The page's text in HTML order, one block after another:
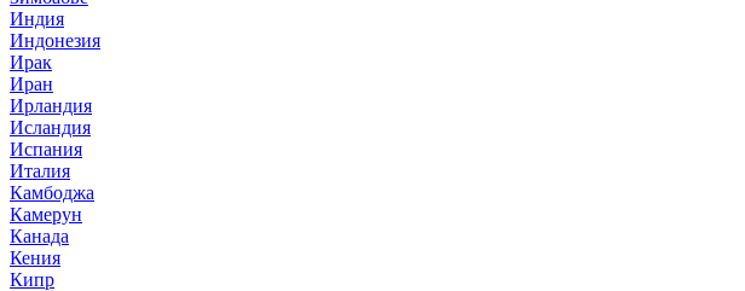
Индия
Индонезия
Ирак
Иран
Ирландия
Исландия
Испания
Италия
Камбоджа
Камерун
Канада
Кения
Кипр